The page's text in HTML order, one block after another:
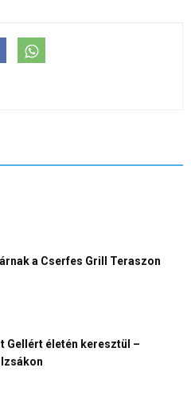
a Cserfes Grill Teraszon
Gellért életén keresztül –